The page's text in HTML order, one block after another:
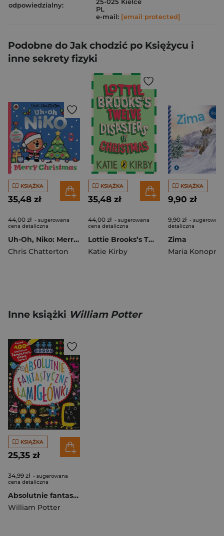
odpowiedzialny:
25-025 Kielce
PL
e-mail: [email protected]
Podobne do Jak chodzić po Księżycu i
inne sekrety fizyki
KSIĄŻKA
35,48 zł
44,00 zł - sugerowana
cena detaliczna
Uh-Oh, Niko: Merry Christmas
Chris Chatterton
KSIĄŻKA
35,48 zł
44,00 zł - sugerowana
cena detaliczna
Lottie Brooks’s Twelve Disasters of Christmas
Katie Kirby
KSIĄŻKA
9,90 zł
9,90 zł -
detaliczna
Zima
Maria
Inne książki William Potter
KSIĄŻKA
25,35 zł
34,99 zł - sugerowana
cena detaliczna
Absolutnie fantastyczne łamigłówki wyd. 2025
William Potter